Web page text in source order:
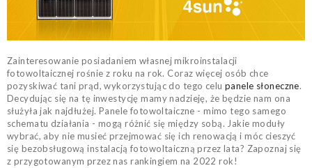
Zainteresowanie posiadaniem własnej mikroinstalacji
fotowoltaicznej rośnie z roku na rok. Coraz więcej osób chce
pozyskiwać tani prąd, wykorzystując do tego celupanele słoneczne.
Decydując się na tę inwestycję mamy nadzieję, że będzie nam ona
służyła jak najdłużej. Panele fotowoltaiczne - mimo tego samego
schematu działania - mogą różnić się między sobą. Jakie moduły
wybrać, aby nie musieć przejmować się ich renowacją i móc cieszyć
się bezobsługową instalacją fotowoltaiczną przez lata? Zapoznaj się
z przygotowanym przez nas rankingiem na 2022 rok!